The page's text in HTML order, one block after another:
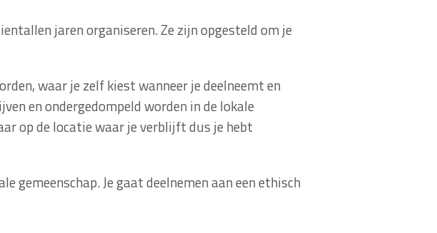
jaren organiseren. Ze zijn opgesteld om je
waar je zelf kiest wanneer je deelneemt en
en ondergedompeld worden in de lokale
op de locatie waar je verblijft dus je hebt
gemeenschap. Je gaat deelnemen aan een ethisch